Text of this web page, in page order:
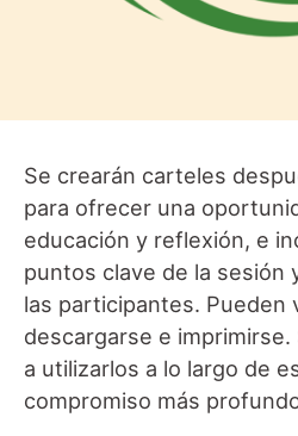
Se crearán carteles
para ofrecer una
educación y reflexión, e
puntos clave de la sesión
las participantes. Pueden
descargarse e imprimirse.
a utilizarlos a lo largo de
compromiso más